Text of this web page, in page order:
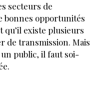
secteurs de
bonnes opportunités
qu’il existe plusieurs
de transmission. Mais
public, il faut soi-